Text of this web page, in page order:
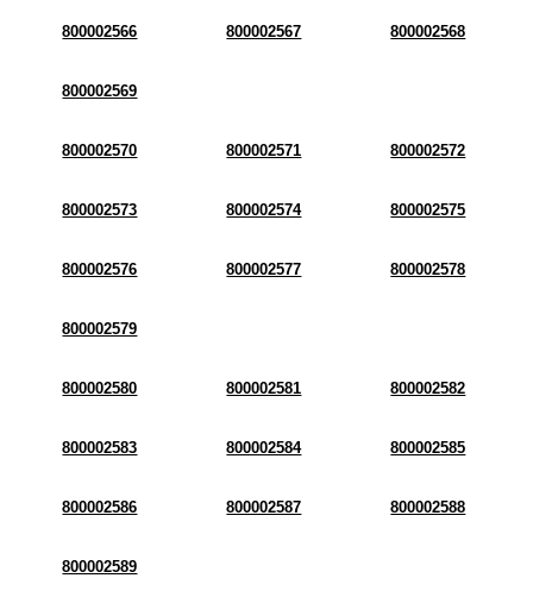
800002566 800002567 800002568
800002569
800002570 800002571 800002572
800002573 800002574 800002575
800002576 800002577 800002578
800002579
800002580 800002581 800002582
800002583 800002584 800002585
800002586 800002587 800002588
800002589